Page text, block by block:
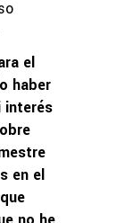
el
haber
interés
en el